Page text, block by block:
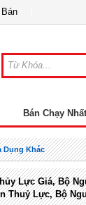
Bán Chạy Nhất
Dụng Khác
Lực Giá, Bộ
Thuỷ Lực, Bộ